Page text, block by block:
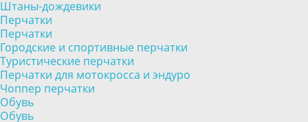
Штаны-дождевики
Перчатки
Перчатки
Городские и спортивные перчатки
Туристические перчатки
Перчатки для мотокросса и эндуро
Чоппер перчатки
Обувь
Обувь